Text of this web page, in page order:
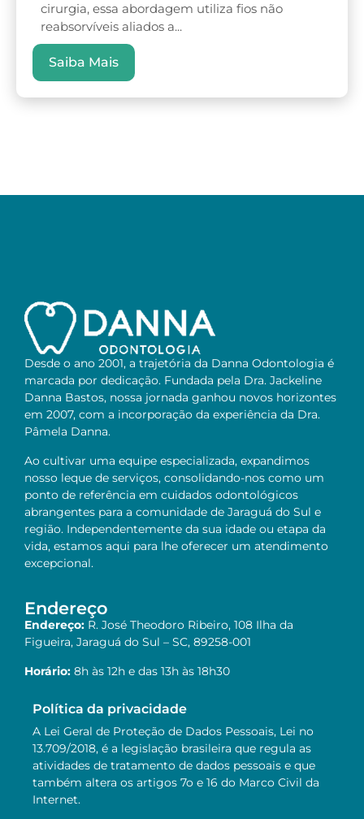
cirurgia, essa abordagem utiliza fios não
reabsorvíveis aliados a...
Saiba Mais
Desde o ano 2001, a trajetória da Danna Odontologia é
marcada por dedicação. Fundada pela Dra. Jackeline
Danna Bastos, nossa jornada ganhou novos horizontes
em 2007, com a incorporação da experiência da Dra.
Pâmela Danna.
Ao cultivar uma equipe especializada, expandimos
nosso leque de serviços, consolidando-nos como um
ponto de referência em cuidados odontológicos
abrangentes para a comunidade de Jaraguá do Sul e
região. Independentemente da sua idade ou etapa da
vida, estamos aqui para lhe oferecer um atendimento
excepcional.
Endereço
Endereço: R. José Theodoro Ribeiro, 108 Ilha da
Figueira, Jaraguá do Sul – SC, 89258-001
Horário: 8h às 12h e das 13h às 18h30
Política da privacidade
A Lei Geral de Proteção de Dados Pessoais, Lei no
13.709/2018, é a legislação brasileira que regula as
atividades de tratamento de dados pessoais e que
também altera os artigos 7o e 16 do Marco Civil da
Internet.